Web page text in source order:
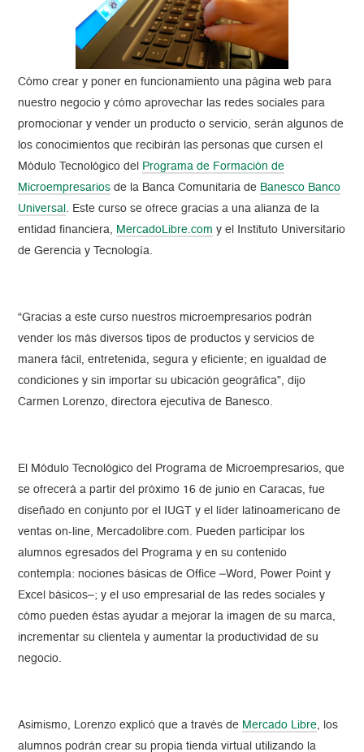
Cómo crear y poner en funcionamiento una página web para
nuestro negocio y cómo aprovechar las redes sociales para
promocionar y vender un producto o servicio, serán algunos de
los conocimientos que recibirán las personas que cursen el
Módulo Tecnológico del
Programa de Formación de
Microempresarios de la Banca Comunitaria de Banesco Banco
Universal . Este curso se ofrece gracias a una alianza de la
entidad financiera, MercadoLibre.com y el Instituto Universitario
de Gerencia y Tecnología.
“Gracias a este curso nuestros microempresarios podrán
vender los más diversos tipos de productos y servicios de
manera fácil, entretenida, segura y eficiente; en igualdad de
condiciones y sin importar su ubicación geográfica”, dijo
Carmen Lorenzo, directora ejecutiva de Banesco.
El Módulo Tecnológico del Programa de Microempresarios, que
se ofrecerá a partir del próximo 16 de junio en Caracas, fue
diseñado en conjunto por el IUGT y el líder latinoamericano de
ventas on-line, Mercadolibre.com. Pueden participar los
alumnos egresados del Programa y en su contenido
contempla: nociones básicas de Office –Word, Power Point y
Excel básicos–; y el uso empresarial de las redes sociales y
cómo pueden éstas ayudar a mejorar la imagen de su marca,
incrementar su clientela y aumentar la productividad de su
negocio.
Asimismo, Lorenzo explicó que a través de Mercado Libre, los
alumnos podrán crear su propia tienda virtual utilizando la